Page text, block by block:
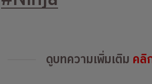
ดูบทความเพิ่มเติม คลิ